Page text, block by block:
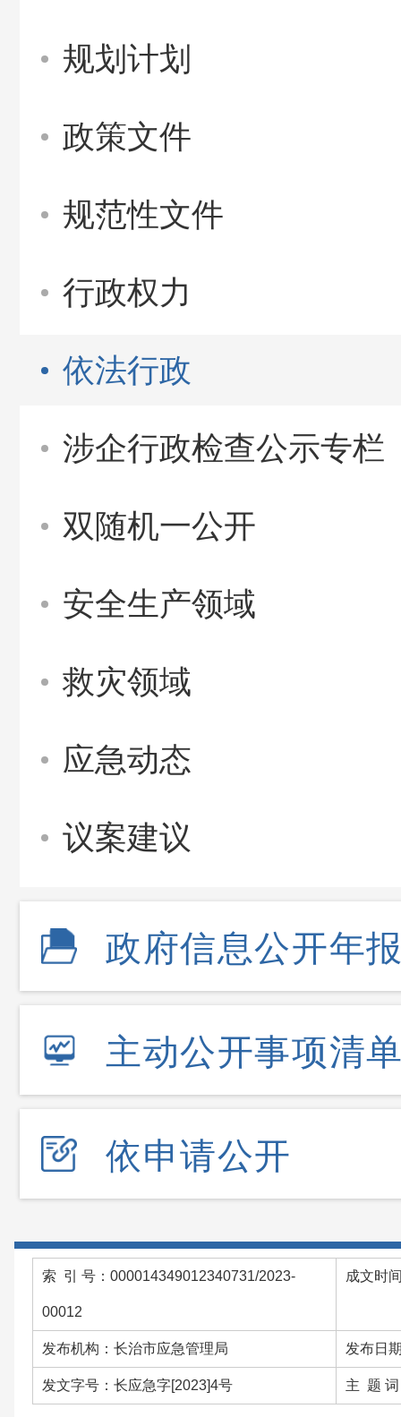
规划计划
政策文件
规范性文件
行政权力
依法行政
涉企行政检查公示专栏
双随机一公开
安全生产领域
救灾领域
应急动态
议案建议
政府信息公开年
主动公开事项清
依申请公开
索 引 号：000014349012340731/2023-
00012
成文时
发布机构：长治市应急管理局 发布日
发文字号：长应急字[2023]4号 主 题 词